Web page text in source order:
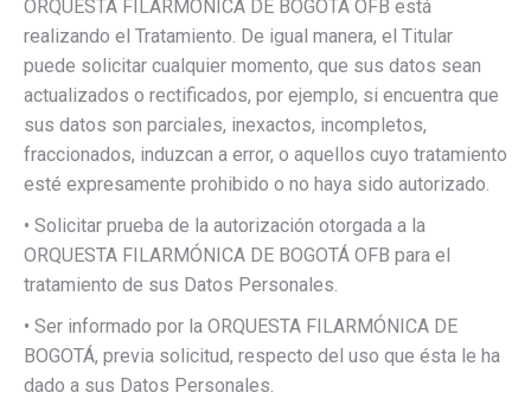
ORQUESTA FILARMÓNICA DE BOGOTÁ OFB está
realizando el Tratamiento. De igual manera, el Titular
puede solicitar cualquier momento, que sus datos sean
actualizados o rectificados, por ejemplo, si encuentra que
sus datos son parciales, inexactos, incompletos,
fraccionados, induzcan a error, o aquellos cuyo tratamiento
esté expresamente prohibido o no haya sido autorizado.
• Solicitar prueba de la autorización otorgada a la
ORQUESTA FILARMÓNICA DE BOGOTÁ OFB para el
tratamiento de sus Datos Personales.
• Ser informado por la ORQUESTA FILARMÓNICA DE
BOGOTÁ, previa solicitud, respecto del uso que ésta le ha
dado a sus Datos Personales.